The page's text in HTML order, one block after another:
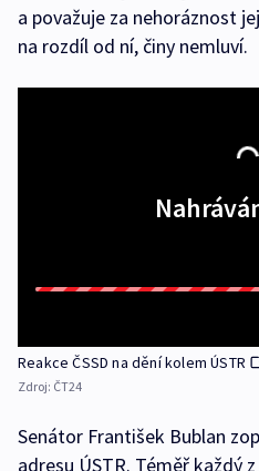
a považuje za nehoráznost
na rozdíl od ní, činy nemluví.
Reakce ČSSD na dění kolem ÚSTR
Zdroj: ČT24
Senátor František Bublan
adresu ÚSTR. Téměř každý